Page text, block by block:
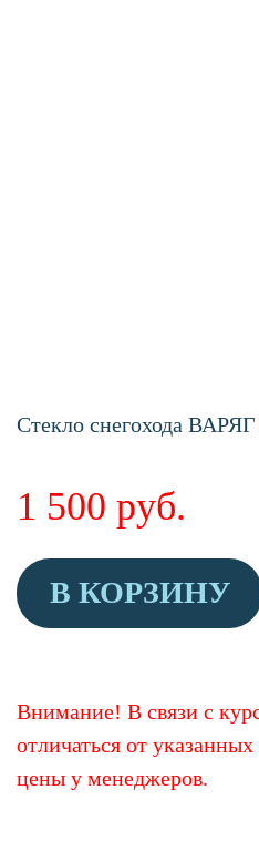
Стекло снегохода
1 500 руб.
В КОРЗИНУ
Внимание! В связи с
отличаться от
цены у менеджеров.